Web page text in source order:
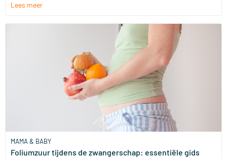
Lees meer
MAMA & BABY
Foliumzuur tijdens de zwangerschap: essentiële gids